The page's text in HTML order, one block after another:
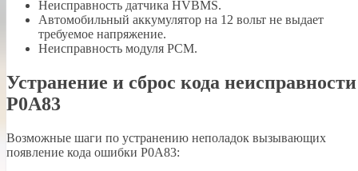
Неисправность датчика HVBMS.
Автомобильный аккумулятор на 12 вольт не выдает
требуемое напряжение.
Неисправность модуля PCM.
Устранение и сброс кода неисправности
P0A83
Возможные шаги по устранению неполадок вызывающих
появление кода ошибки P0A83: